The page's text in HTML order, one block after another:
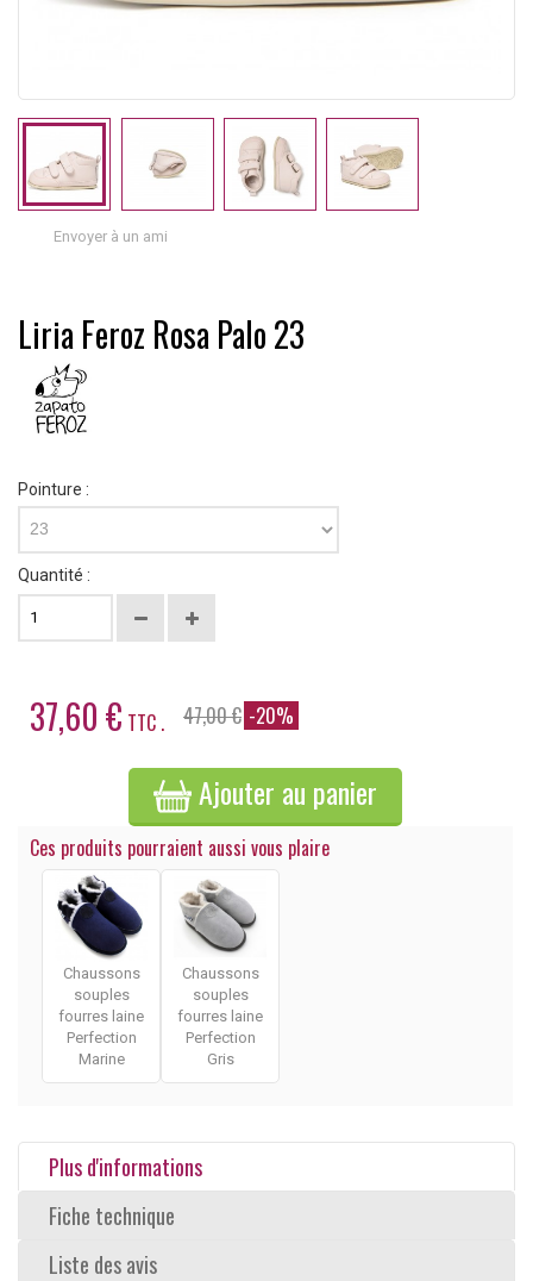
Envoyer à un ami
Liria Feroz Rosa Palo 23
Pointure :
23
Quantité :
37,60 € TTC . 47,00 € -20%
Ajouter au panier
Ces produits pourraient aussi vous plaire
Chaussons
souples
fourres laine
Perfection
Marine
Chaussons
souples
fourres laine
Perfection
Gris
Plus d'informations
Fiche technique
Liste des avis